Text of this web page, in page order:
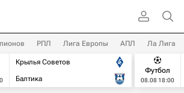
РПЛ Лига Европы АПЛ Ла Лига
Крылья Советов
Балтика
Футбол
08.08 18:00